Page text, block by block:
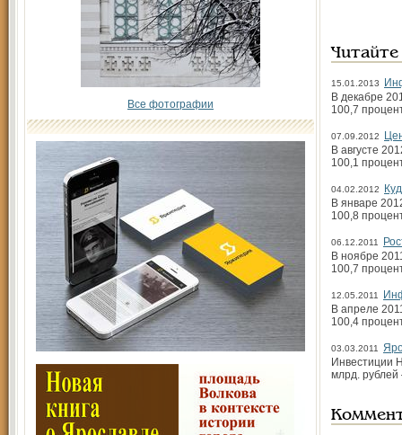
Все фотографии
15.01.2013
В декабре
100,7
07.09.2012
В августе
100,1
04.02.2012
В январе
100,8
06.12.2011
В ноябре
100,7
12.05.2011
В апреле
100,4
03.03.2011
Инвестиции
млрд. рублей